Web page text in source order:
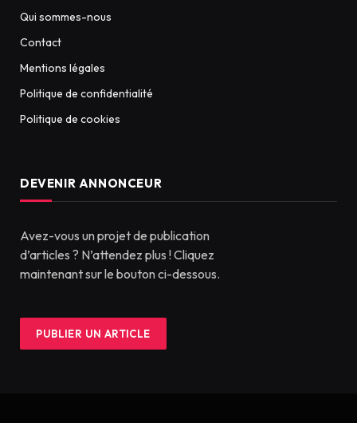
Qui sommes-nous
Contact
Mentions légales
Politique de confidentialité
Politique de cookies
DEVENIR ANNONCEUR
Avez-vous un projet de publication
d’articles ? N’attendez plus ! Cliquez
maintenant sur le bouton ci-dessous.
PUBLIER UN ARTICLE